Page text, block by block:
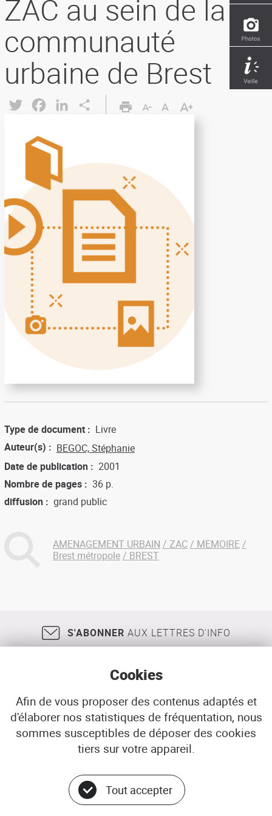
ZAC au sein de la
communauté
urbaine de Brest
Twitter FacebookLinkedIn
Type de document
Livre
Auteur(s)
BEGOC, Stéphanie
Date de publication
2001
Nombre de pages
36 p.
diffusion
grand public
AMENAGEMENT URBAIN ZAC
MEMOIRE
Brest métropole
BREST
S'ABONNER AUX LETTRES D'INFO
18, rue Jean Jaurès 29200 BREST
02 98 33 51 71
CONTACT
© ADEUPa
Cookies
Afin de vous proposer des contenus adaptés et
d'élaborer nos statistiques de fréquentation, nous
sommes susceptibles de déposer des cookies
tiers sur votre appareil.
Tout accepter